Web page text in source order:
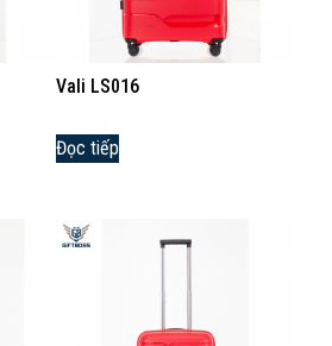
Vali LS016
Đọc tiếp